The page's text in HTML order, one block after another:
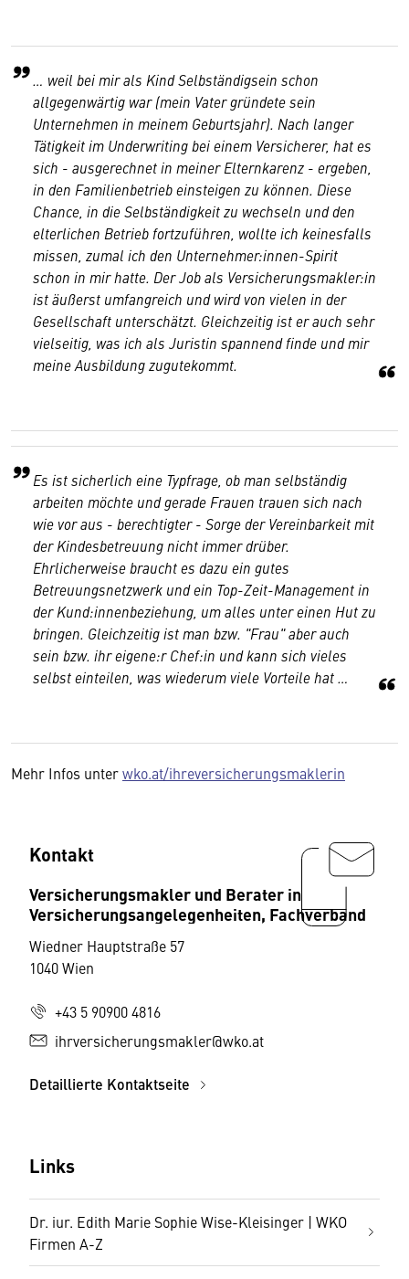
… weil bei mir als Kind Selbständigsein schon
allgegenwärtig war (mein Vater gründete sein
Unternehmen in meinem Geburtsjahr). Nach langer
Tätigkeit im Underwriting bei einem Versicherer, hat es
sich - ausgerechnet in meiner Elternkarenz - ergeben,
in den Familienbetrieb einsteigen zu können. Diese
Chance, in die Selbständigkeit zu wechseln und den
elterlichen Betrieb fortzuführen, wollte ich keinesfalls
missen, zumal ich den Unternehmer:innen-Spirit
schon in mir hatte. Der Job als Versicherungsmakler:in
ist äußerst umfangreich und wird von vielen in der
Gesellschaft unterschätzt. Gleichzeitig ist er auch sehr
vielseitig, was ich als Juristin spannend finde und mir
meine Ausbildung zugutekommt.
Es ist sicherlich eine Typfrage, ob man selbständig
arbeiten möchte und gerade Frauen trauen sich nach
wie vor aus - berechtigter - Sorge der Vereinbarkeit mit
der Kindesbetreuung nicht immer drüber.
Ehrlicherweise braucht es dazu ein gutes
Betreuungsnetzwerk und ein Top-Zeit-Management in
der Kund:innenbeziehung, um alles unter einen Hut zu
bringen. Gleichzeitig ist man bzw. "Frau" aber auch
sein bzw. ihr eigene:r Chef:in und kann sich vieles
selbst einteilen, was wiederum viele Vorteile hat …
Mehr Infos unterwko.at/ihreversicherungsmaklerin
Kontakt
Versicherungsmakler und Berater in
Versicherungsangelegenheiten, Fachverband
Wiedner Hauptstraße 57
1040 Wien
+43 5 90900 4816
ihrversicherungsmakler@wko.at
Detaillierte Kontaktseite
Links
Dr. iur. Edith Marie Sophie Wise-Kleisinger | WKO
Firmen A-Z